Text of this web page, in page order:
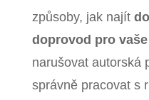
způsoby, jak najít
doprovod pro
narušovat autorská
správně pracovat s